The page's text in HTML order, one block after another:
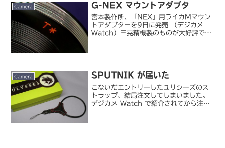
Camera G-NEX マウントアダプタ
宮本製作所、「NEX」用ライカMマウン
トアダプターを9日に発売 （デジカメ
Watch）三晃精機製のものが大好評で在
Camera SPUTNIK が届いた
こないだエントリーしたユリシーズのス
トラップ、結局注文してしまいました。
デジカメ Watch で紹介されてから注文